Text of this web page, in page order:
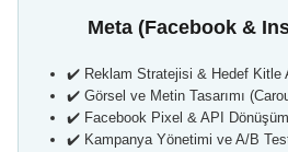
Meta (Facebook &
✔️ Reklam Stratejisi & Hedef Kitle
✔️ Görsel ve Metin Tasarımı
✔️ Facebook Pixel & API
✔️ Kampanya Yönetimi ve A/B